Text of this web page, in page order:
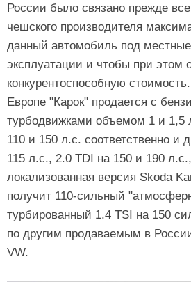
России было связано прежде
чешского производителя
данный автомобиль под
эксплуатации и чтобы при этом
конкурентоспособную
Европе "Карок" продается с
турбодвижками объемом 1 и 1,5
110 и 150 л.с. соответственно и
115 л.с., 2.0 TDI на 150 и 190
локализованная версия Skoda
получит 110-сильный
турбированный 1.4 TSI на 150
по другим продаваемым в
VW.